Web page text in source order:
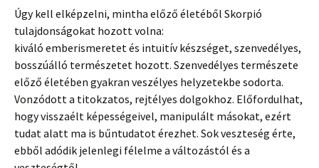
Úgy kell elképzelni, mintha előző életéből Skorpió
tulajdonságokat hozott volna:
kiváló emberismeretet és intuitív készséget, szenvedélyes,
bosszúálló természetet hozott. Szenvedélyes természete
előző életében gyakran veszélyes helyzetekbe sodorta.
Vonzódott a titokzatos, rejtélyes dolgokhoz. Előfordulhat,
hogy visszaélt képességeivel, manipulált másokat, ezért
tudat alatt ma is bűntudatot érezhet. Sok veszteség érte,
ebből adódik jelenlegi félelme a változástól és a